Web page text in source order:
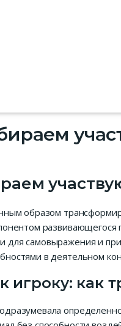
образом
для самовыражения и
в деятельном
игроку: как